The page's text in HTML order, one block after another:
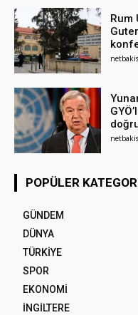
Rum
POPÜLER
GÜNDEM
DÜNYA
TÜRKİYE
SPOR
EKONOMİ
İNGİLTERE